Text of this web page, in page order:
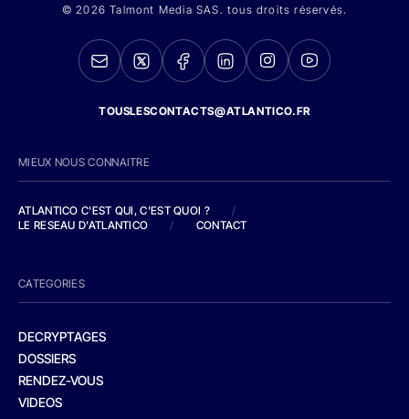
© 2026 Talmont Media SAS. tous droits réservés.
TOUSLESCONTACTS@ATLANTICO.FR
MIEUX NOUS CONNAITRE
ATLANTICO C'EST QUI, C'EST QUOI ?
/
LE RESEAU D'ATLANTICO
/ CONTACT
CATEGORIES
DECRYPTAGES
DOSSIERS
RENDEZ-VOUS
VIDEOS